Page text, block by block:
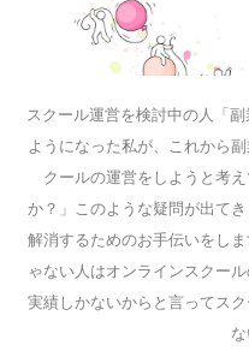
スクール運営を検討中の人「
ようになった私が、これから
クールの運営をしようと考
か？」このような疑問が出て
解消するためのお手伝いをし
ゃない人はオンラインスクー
実績しかないからと言ってス
な